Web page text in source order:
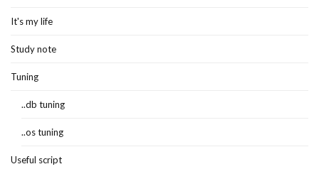
It's my life
Study note
Tuning
..db tuning
..os tuning
Useful script